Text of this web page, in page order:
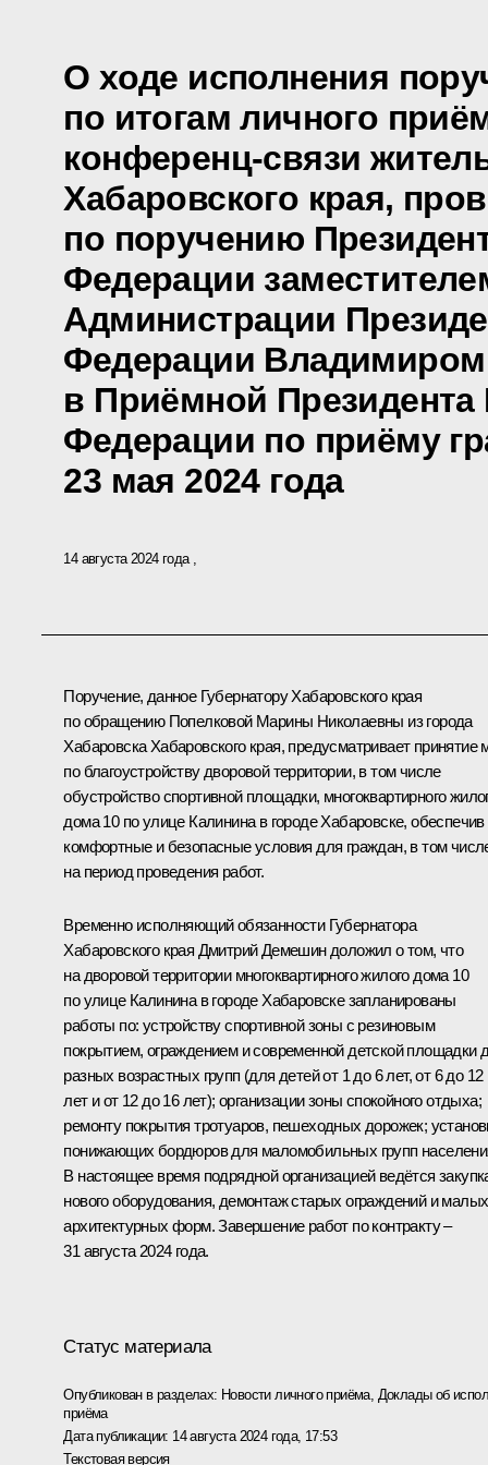
О ходе исполнения
по итогам личного
конференц-связи
Хабаровского края,
по поручению
Федерации
Администрации
Федерации Владимиром
в Приёмной Президента
Федерации по приёму
23 мая 2024 года
14 августа 2024 года
Поручение, данное Губернатору Хабаровского края
по обращению Попелковой Марины Николаевны из города
Хабаровска Хабаровского края, предусматривает принятие
по благоустройству дворовой территории, в том числе
обустройство спортивной площадки, многоквартирного
дома 10 по улице Калинина в городе Хабаровске, обеспечив
комфортные и безопасные условия для граждан, в том
на период проведения работ.
Временно исполняющий обязанности Губернатора
Хабаровского края Дмитрий Демешин доложил о том, что
на дворовой территории многоквартирного жилого дома 10
по улице Калинина в городе Хабаровске запланированы
работы по: устройству спортивной зоны с резиновым
покрытием, ограждением и современной детской площадки
разных возрастных групп (для детей от 1 до 6 лет, от 6 до 12
лет и от 12 до 16 лет); организации зоны спокойного отдыха;
ремонту покрытия тротуаров, пешеходных дорожек;
понижающих бордюров для маломобильных групп
В настоящее время подрядной организацией ведётся
нового оборудования, демонтаж старых ограждений и малых
архитектурных форм. Завершение работ по контракту –
31 августа 2024 года.
Статус материала
Опубликован в разделах: Новости личного приёма, Доклады об
приёма
Дата публикации: 14 августа 2024 года, 17:53
Текстовая версия